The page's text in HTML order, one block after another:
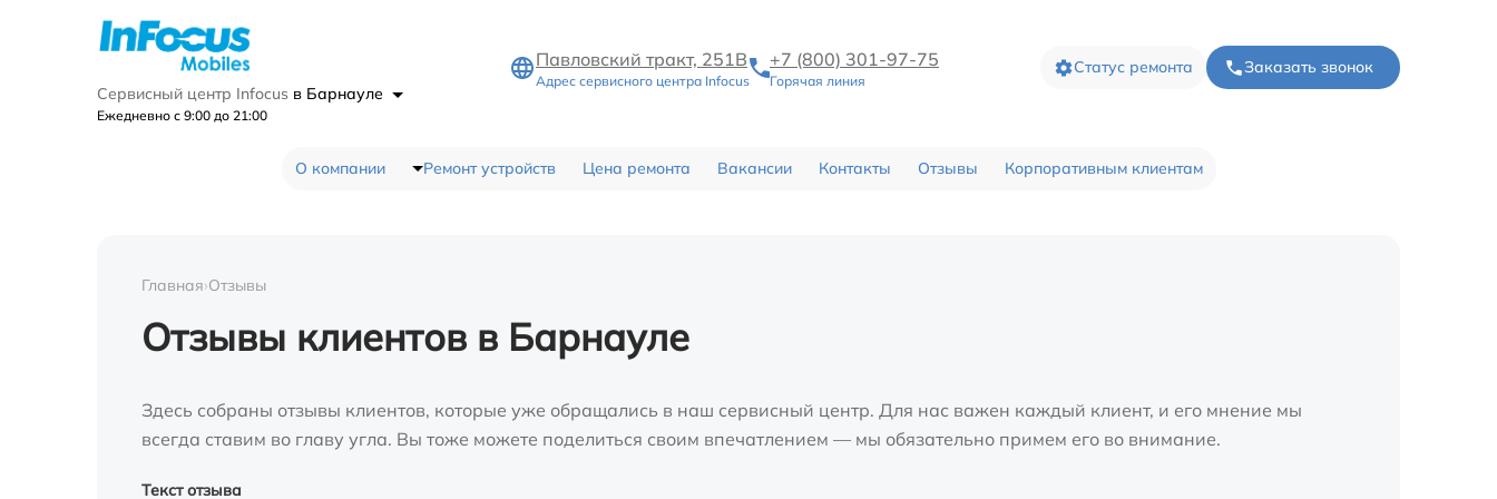
Сервисный центр Infocus в Барнауле
Ежедневно с 9:00 до 21:00
Павловский тракт, 251В
Адрес сервисного центра Infocus
+7 (800) 301-97-75
Горячая линия
Статус ремонта Заказать звонок
О компании Ремонт устройств Цена ремонта Вакансии Контакты Отзывы Корпоративным клиентам
Главная›Отзывы
Отзывы клиентов в Барнауле
Здесь собраны отзывы клиентов, которые уже обращались в наш сервисный центр. Для нас важен каждый клиент, и его мнение мы
всегда ставим во главу угла. Вы тоже можете поделиться своим впечатлением — мы обязательно примем его во внимание.
Текст отзыва